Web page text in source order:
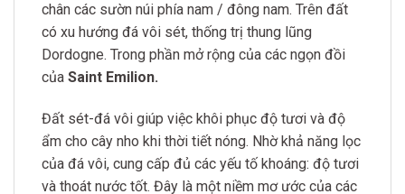
chân các sườn núi phía nam / đông nam. Trên đất
có xu hướng đá vôi sét, thống trị thung lũng
Dordogne. Trong phần mở rộng của các ngọn đồi
của Saint Emilion.
Đất sét-đá vôi giúp việc khôi phục độ tươi và độ
ẩm cho cây nho khi thời tiết nóng. Nhờ khả năng lọc
của đá vôi, cung cấp đủ các yếu tố khoáng: độ tươi
và thoát nước tốt. Đây là một niềm mơ ước của các